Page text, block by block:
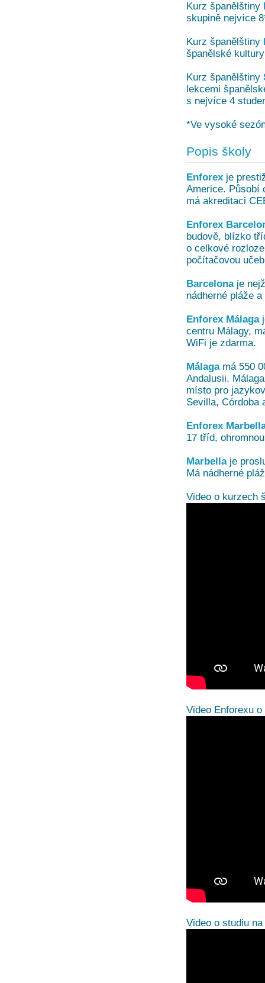
Kurz španělštiny
skupině nejvíce
Kurz španělštiny
španělské
Kurz španělštiny
lekcemi
s nejvíce 4
*Ve vysoké
Popis školy
Enforexje
Americe. Působí
má akreditaci
Enforex
budově, blízko
o celkové
počítačovou
Barcelonaje
nádherné pláže
Enforex Málaga
centru Málagy,
WiFi je zdarma.
Málagamá 550
Andalusii.
místo pro
Sevilla, Córdoba
Enforex
17 tříd,
Marbellaje
Má nádherné
Video o kurzech
Video Enforexu o
Video o studiu